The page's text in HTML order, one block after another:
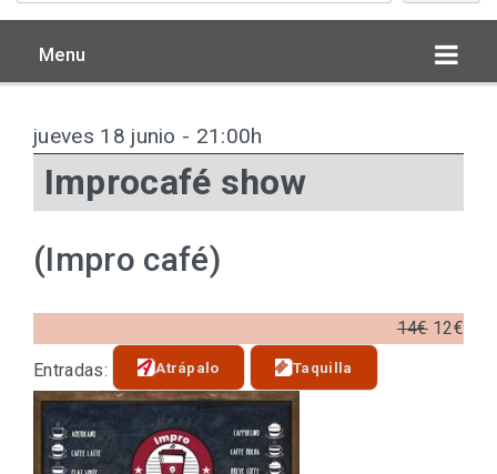
Menu
jueves 18 junio - 21:00h
Improcafé show
(Impro café)
14€12€
Entradas:
Atrápalo Taquilla